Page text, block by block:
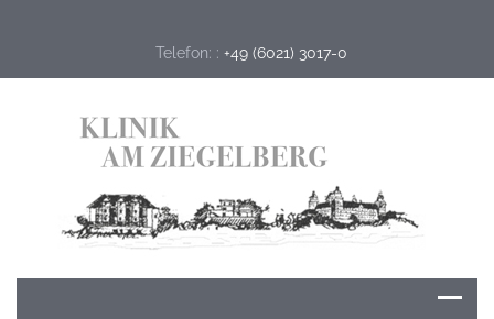
Telefon: : +49 (6021) 3017-0